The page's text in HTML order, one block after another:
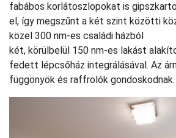
fabábos korlátoszlopokat is
el, így megszűnt a két szint közötti
közel 300 nm-es családi házból
két, körülbelül 150 nm-es lakást
fedett lépcsőház integrálásával. Az
függönyök és raffrolók gondoskodnak.